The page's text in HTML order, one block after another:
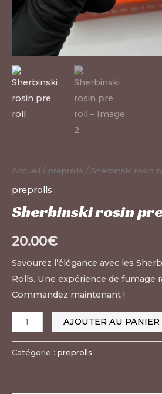
Accueil / preprolls / Sherbinski rosin
preprolls
Sherbinski rosin
20.00€
Savourez l’élégance avec les
Rolls. Une expérience de fumage
Commandez maintenant !
AJOUTER AU PANIER
Catégorie : preprolls